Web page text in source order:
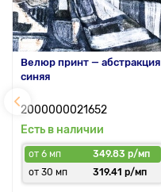
Велюр принт — абстракция
синяя
2000000021652
Есть в наличии
от 6 мп
349.83 р/мп
от 30 мп
319.41 р/мп